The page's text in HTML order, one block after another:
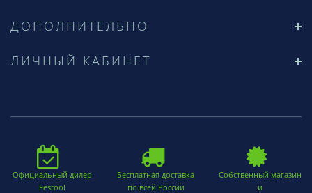
ДОПОЛНИТЕЛЬНО
ЛИЧНЫЙ КАБИНЕТ
Официальный дилер
Festool
Бесплатная доставка
по всей России
Собственный магазин
и